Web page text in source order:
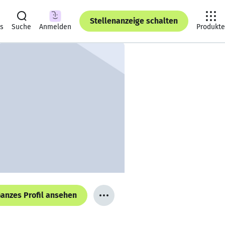
Suche Anmelden
Stellenanzeige schalten
Produkte
Profil ansehen